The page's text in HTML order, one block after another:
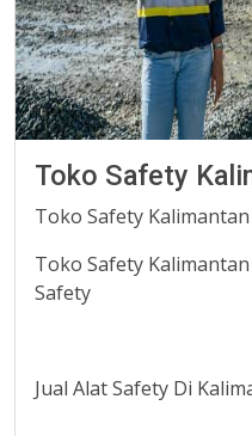
Toko Safety
Toko Safety
Toko Safety
Safety
Jual Alat Safety Di